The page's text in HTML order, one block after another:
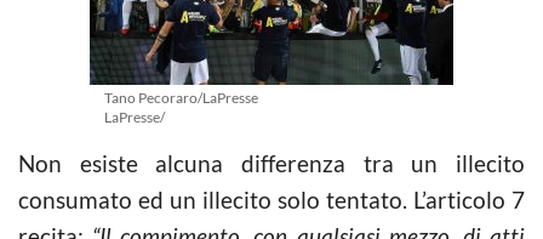
Tano Pecoraro/LaPresse
LaPresse/
Non esiste alcuna differenza tra un illecito
consumato ed un illecito solo tentato. L’articolo 7